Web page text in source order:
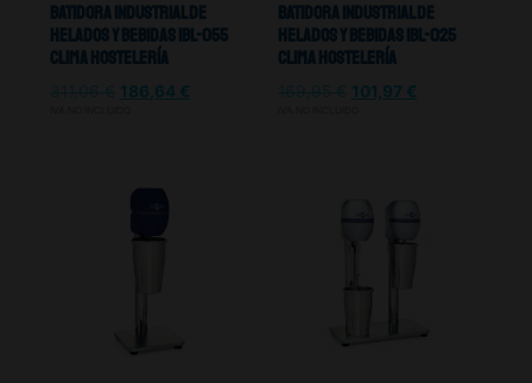
Batidora Industrial De
Helados y Bebidas Ibl-055
Clima Hostelería
186,64 €
Batidora Industrial De
Helados y Bebidas IBL-025
Clima Hostelería
101,97 €